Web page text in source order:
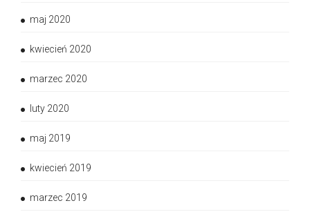
maj 2020
kwiecień 2020
marzec 2020
luty 2020
maj 2019
kwiecień 2019
marzec 2019